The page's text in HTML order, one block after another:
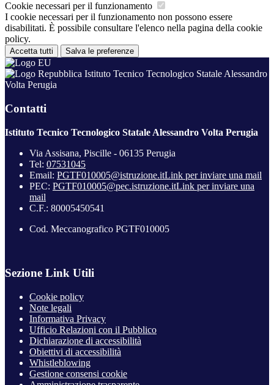
Cookie necessari per il funzionamento
I cookie necessari per il funzionamento non possono essere
disabilitati. È possibile consultare l'elenco nella pagina della cookie
policy.
Accetta tutti Salva le preferenze
Istituto Tecnico Tecnologico Statale Alessandro
Volta Perugia
Contatti
Istituto Tecnico Tecnologico Statale Alessandro Volta Perugia
Via Assisana, Piscille - 06135 Perugia
Tel: 07531045
Email: PGTF010005@istruzione.itLink per inviare una mail
PEC: PGTF010005@pec.istruzione.itLink per inviare una
mail
C.F.: 80005450541
Cod. Meccanografico PGTF010005
Sezione Link Utili
Cookie policy
Note legali
Informativa Privacy
Ufficio Relazioni con il Pubblico
Dichiarazione di accessibilità
Obiettivi di accessibilità
Whistleblowing
Gestione consensi cookie